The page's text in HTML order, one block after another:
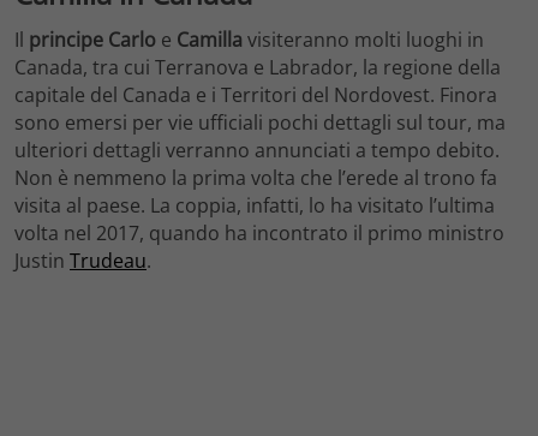
Il principe Carlo e Camilla visiteranno molti luoghi in
Canada, tra cui Terranova e Labrador, la regione della
capitale del Canada e i Territori del Nordovest. Finora
sono emersi per vie ufficiali pochi dettagli sul tour, ma
ulteriori dettagli verranno annunciati a tempo debito.
Non è nemmeno la prima volta che l’erede al trono fa
visita al paese. La coppia, infatti, lo ha visitato l’ultima
volta nel 2017, quando ha incontrato il primo ministro
Justin Trudeau.